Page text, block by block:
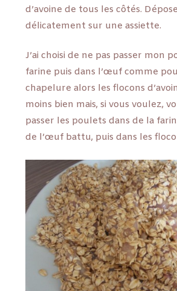
d’avoine de tous les côtés.
délicatement sur une assiette.
J’ai choisi de ne pas passer mon
farine puis dans l’œuf comme
chapelure alors les flocons
moins bien mais, si vous voulez,
passer les poulets dans de la
de l’œuf battu, puis dans les